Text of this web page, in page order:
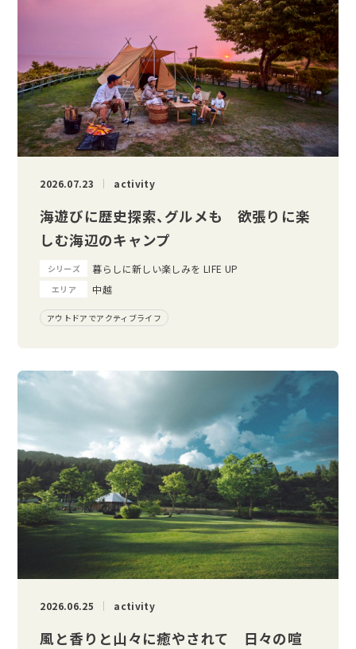
2026.07.23 activity
海遊びに歴史探索、グルメも 欲張りに楽
しむ海辺のキャンプ
シリーズ 暮らしに新しい楽しみを LIFE UP
エリア 中越
アウトドアでアクティブライフ
2026.06.25 activity
風と香りと山々に癒やされて 日々の喧